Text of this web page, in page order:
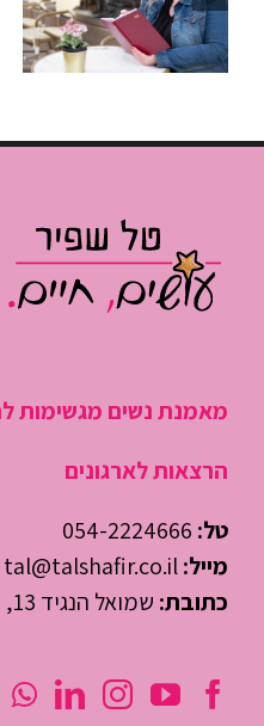
“לכבות
שריפות”
היום
מאמנת נשים מגשימות
הרצאות לארגונים
טל: 054-2224666
מייל:tal@talshafir.co.il
כתובת: שמואל הנגיד 13, הרצליה